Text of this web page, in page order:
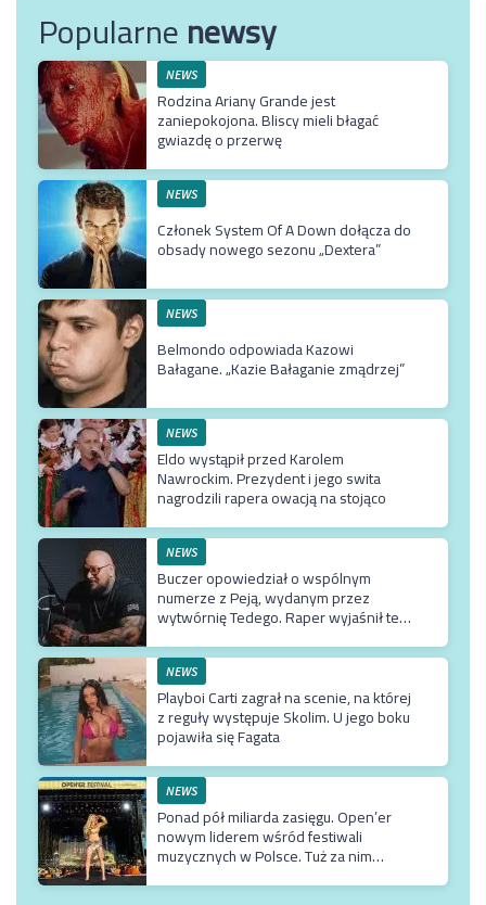
Popularnenewsy
NEWS
Rodzina Ariany Grande jest
zaniepokojona. Bliscy mieli błagać
gwiazdę o przerwę
NEWS
Członek System Of A Down dołącza do
obsady nowego sezonu „Dextera”
NEWS
Belmondo odpowiada Kazowi
Bałagane. „Kazie Bałaganie zmądrzej”
NEWS
Eldo wystąpił przed Karolem
Nawrockim. Prezydent i jego swita
nagrodzili rapera owacją na stojąco
NEWS
Buczer opowiedział o wspólnym
numerze z Peją, wydanym przez
wytwórnię Tedego. Raper wyjaśnił też
kanału Wielkie Joł
NEWS
Playboi Carti zagrał na scenie, na której
z reguły występuje Skolim. U jego boku
pojawiła się Fagata
NEWS
Ponad pół miliarda zasięgu. Open’er
nowym liderem wśród festiwali
muzycznych w Polsce. Tuż za nim